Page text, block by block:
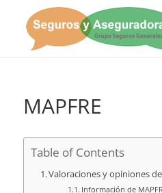
MAPFRE
Table of Contents
Valoraciones y opiniones
Información de